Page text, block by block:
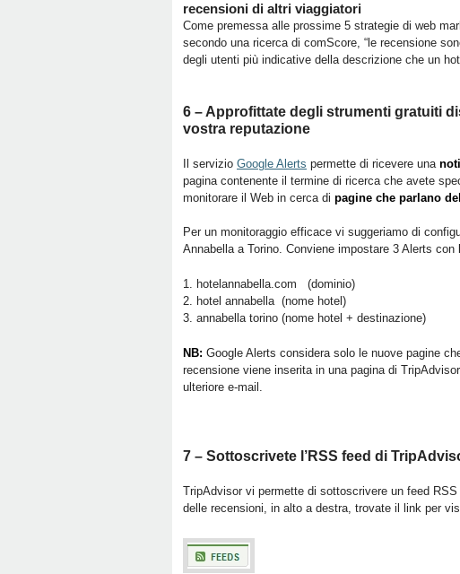
recensioni di altri viaggiatori
Come premessa alle prossime 5 strategie di web
secondo una ricerca di comScore, “le recensione
degli utenti più indicative della descrizione che un
6 – Approfittate degli strumenti gratuiti
vostra reputazione
Il servizio Google Alerts permette di ricevere una
pagina contenente il termine di ricerca che avete
monitorare il Web in cerca di pagine che parlano
Per un monitoraggio efficace vi suggeriamo di
Annabella a Torino. Conviene impostare 3 Alerts
1. hotelannabella.com (dominio)
2. hotel annabella (nome hotel)
3. annabella torino (nome hotel + destinazione)
NB: Google Alerts considera solo le nuove pagine
recensione viene inserita in una pagina di
ulteriore e-mail.
7 – Sottoscrivete l’RSS feed di
TripAdvisor vi permette di sottoscrivere un feed RSS
delle recensioni, in alto a destra, trovate il link per